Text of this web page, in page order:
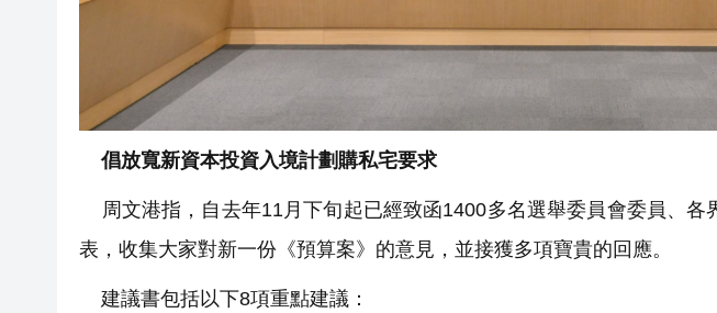
倡放寬新資本投資入境計劃購私宅要求
周文港指，自去年11月下旬起已經致函1400多名選舉委員會委員、各
表，收集大家對新一份《預算案》的意見，並接獲多項寶貴的回應。
建議書包括以下8項重點建議：